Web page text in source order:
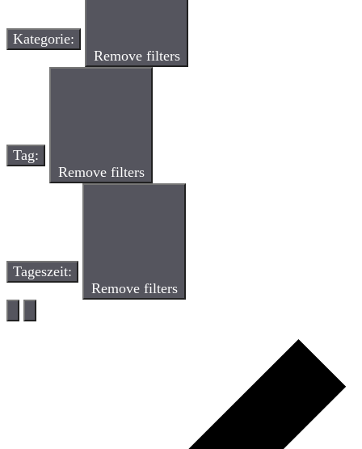
Kategorie:
Remove filters
Tag:
Remove filters
Tageszeit:
Remove filters